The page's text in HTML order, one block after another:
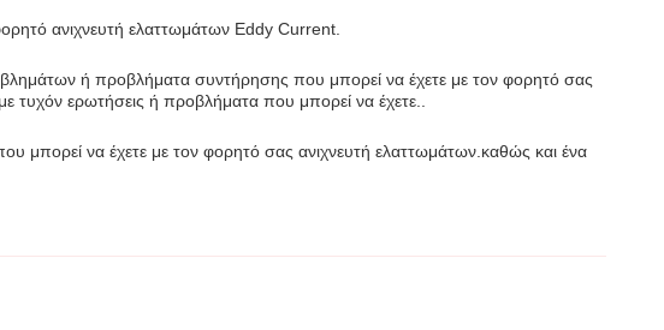
ανιχνευτή ελαττωμάτων Eddy Current.
ή προβλήματα συντήρησης που μπορεί να έχετε με τον φορητό σας
ερωτήσεις ή προβλήματα που μπορεί να έχετε..
μπορεί να έχετε με τον φορητό σας ανιχνευτή ελαττωμάτων.καθώς και ένα